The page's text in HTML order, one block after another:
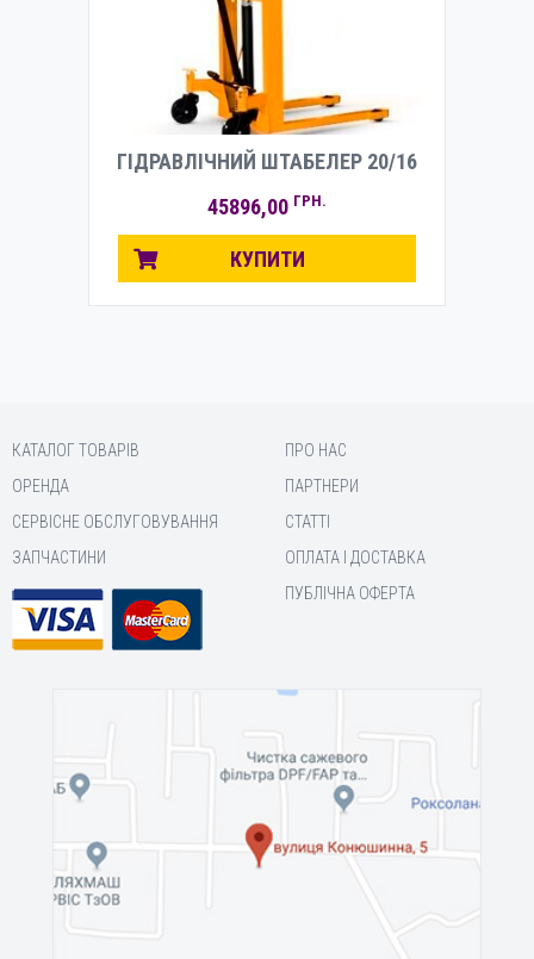
ГІДРАВЛІЧНИЙ ШТАБЕЛЕР 20/16
45896,00 ГРН.
КУПИТИ
КАТАЛОГ ТОВАРІВ
ОРЕНДА
СЕРВІСНЕ ОБСЛУГОВУВАННЯ
ЗАПЧАСТИНИ
ПРО НАС
ПАРТНЕРИ
СТАТТІ
ОПЛАТА І ДОСТАВКА
ПУБЛІЧНА ОФЕРТА